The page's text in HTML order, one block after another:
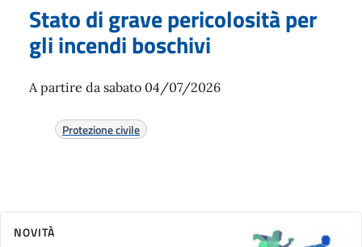
Stato di grave pericolosità per
gli incendi boschivi
A partire da sabato 04/07/2026
Protezione civile
NOVITÀ